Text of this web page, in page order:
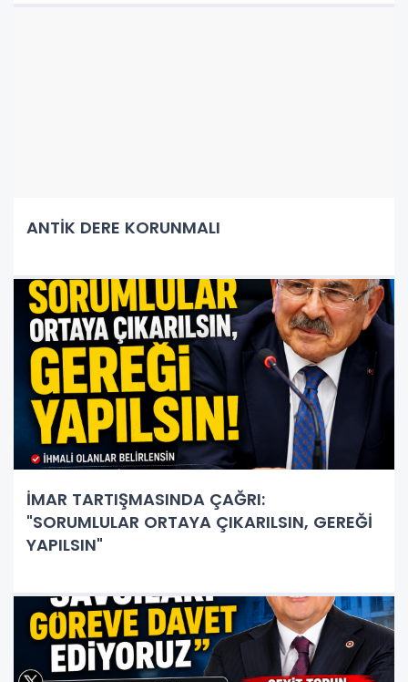
ANTİK DERE KORUNMALI
İMAR TARTIŞMASINDA ÇAĞRI:
"SORUMLULAR ORTAYA ÇIKARILSIN, GEREĞİ
YAPILSIN"